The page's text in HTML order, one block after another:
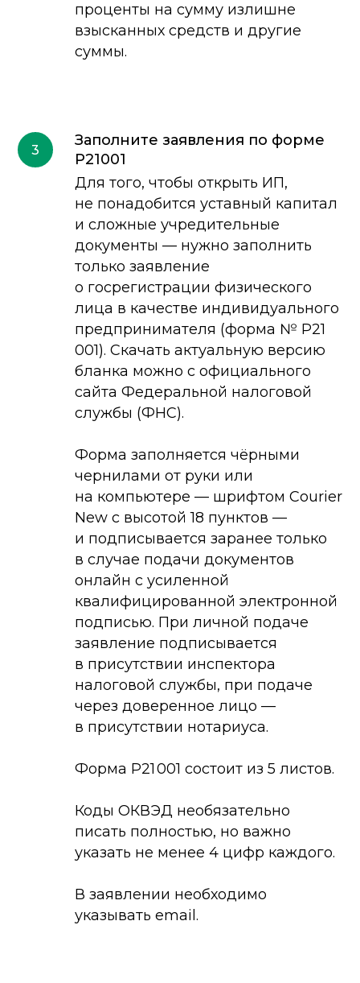
проценты на сумму излишне
взысканных средств и другие
суммы.
3
Заполните заявления по форме
Р21001
Для того, чтобы открыть ИП,
не понадобится уставный капитал
и сложные учредительные
документы — нужно заполнить
только заявление
о госрегистрации физического
лица в качестве индивидуального
предпринимателя (форма № Р21
001). Скачать актуальную версию
бланка можно с официального
сайта Федеральной налоговой
службы (ФНС).
Форма заполняется чёрными
чернилами от руки или
на компьютере — шрифтом Courier
New с высотой 18 пунктов —
и подписывается заранее только
в случае подачи документов
онлайн с усиленной
квалифицированной электронной
подписью. При личной подаче
заявление подписывается
в присутствии инспектора
налоговой службы, при подаче
через доверенное лицо —
в присутствии нотариуса.
Форма Р21 001 состоит из 5 листов.
Коды ОКВЭД необязательно
писать полностью, но важно
указать не менее 4 цифр каждого.
В заявлении необходимо
указывать email.